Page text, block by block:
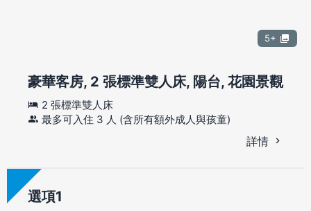
5+
豪華客房, 2 張標準雙人床, 陽台, 花園景觀
2 張標準雙人床
最多可入住 3 人 (含所有額外成人與孩童)
詳情
選項